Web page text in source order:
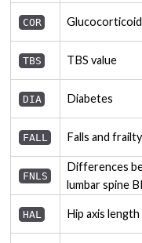
COR
TBS TBS value
DIA Diabetes
FALL Falls and frailty
FNLS
Differences
lumbar spine
HAL Hip axis length